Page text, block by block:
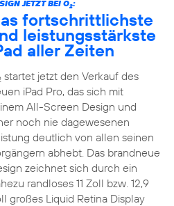
JETZT BEI O2:
fortschrittlichste
leistungsstärkste
aller Zeiten
startet jetzt den Verkauf des
iPad Pro, das sich mit
All-Screen Design und
noch nie dagewesenen
deutlich von allen seinen
abhebt. Das brandneue
zeichnet sich durch ein
randloses 11 Zoll bzw. 12,9
großes Liquid Retina Display